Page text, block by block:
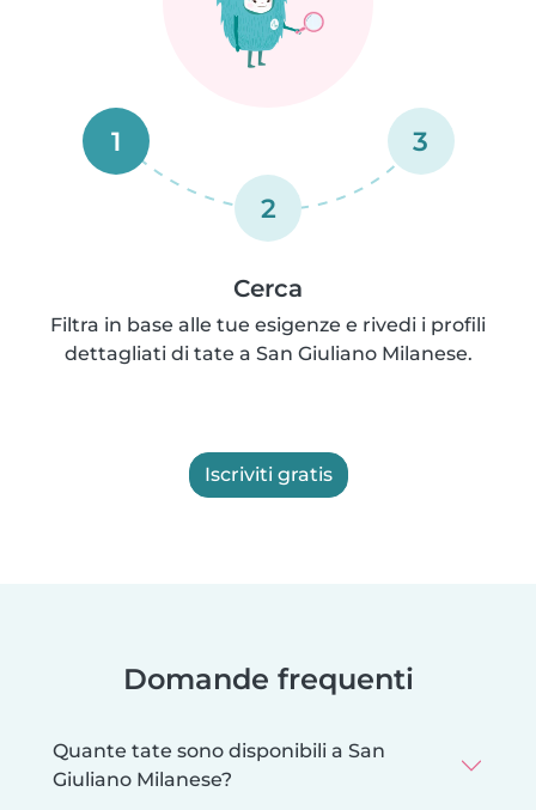
1
2
3
Cerca
Filtra in base alle tue esigenze e rivedi i profili
dettagliati di tate a San Giuliano Milanese.
Iscriviti gratis
Domande frequenti
Quante tate sono disponibili a San
Giuliano Milanese?